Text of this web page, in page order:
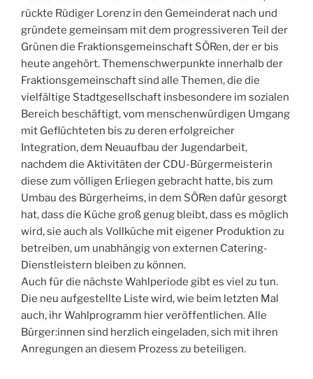
rückte Rüdiger Lorenz in den Gemeinderat nach und
gründete gemeinsam mit dem progressiveren Teil der
Grünen die Fraktionsgemeinschaft SÖRen, der er bis
heute angehört. Themenschwerpunkte innerhalb der
Fraktionsgemeinschaft sind alle Themen, die die
vielfältige Stadtgesellschaft insbesondere im sozialen
Bereich beschäftigt, vom menschenwürdigen Umgang
mit Geflüchteten bis zu deren erfolgreicher
Integration, dem Neuaufbau der Jugendarbeit,
nachdem die Aktivitäten der CDU-Bürgermeisterin
diese zum völligen Erliegen gebracht hatte, bis zum
Umbau des Bürgerheims, in dem SÖRen dafür gesorgt
hat, dass die Küche groß genug bleibt, dass es möglich
wird, sie auch als Vollküche mit eigener Produktion zu
betreiben, um unabhängig von externen Catering-
Dienstleistern bleiben zu können.
Auch für die nächste Wahlperiode gibt es viel zu tun.
Die neu aufgestellte Liste wird, wie beim letzten Mal
auch, ihr Wahlprogramm hier veröffentlichen. Alle
Bürger:innen sind herzlich eingeladen, sich mit ihren
Anregungen an diesem Prozess zu beteiligen.